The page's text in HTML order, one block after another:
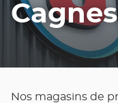
Nos magasins de